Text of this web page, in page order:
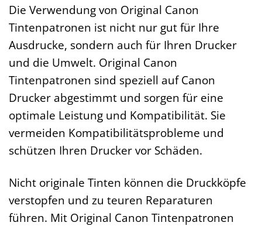
Die Verwendung von Original Canon
Tintenpatronen ist nicht nur gut für Ihre
Ausdrucke, sondern auch für Ihren Drucker
und die Umwelt. Original Canon
Tintenpatronen sind speziell auf Canon
Drucker abgestimmt und sorgen für eine
optimale Leistung und Kompatibilität. Sie
vermeiden Kompatibilitätsprobleme und
schützen Ihren Drucker vor Schäden.
Nicht originale Tinten können die Druckköpfe
verstopfen und zu teuren Reparaturen
führen. Mit Original Canon Tintenpatronen